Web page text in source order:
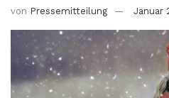
von Pressemitteilung Januar